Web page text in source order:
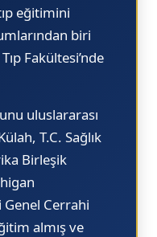
eğitimini
biri
Fakültesi’nde
uluslararası
T.C. Sağlık
Birleşik
Genel Cerrahi
almış ve